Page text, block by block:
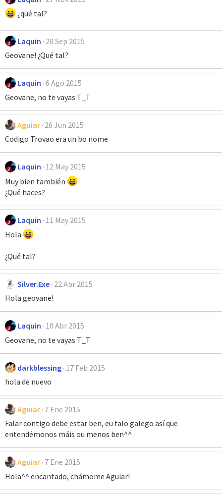
¿qué tal?
Laquin 20 Sep 2015
Geovane! ¿Qué tal?
Laquin 6 Ago 2015
Geovane, no te vayas T_T
Aguiar 26 Jun 2015
Codigo Trovao era un bo nome
Laquin 12 May 2015
Muy bien también
¿Qué haces?
Laquin 11 May 2015
Hola
¿Qué tal?
Silver.Exe 22 Abr 2015
Hola geovane!
Laquin 10 Abr 2015
Geovane, no te vayas T_T
darkblessing 17 Feb 2015
hola de nuevo
Aguiar 7 Ene 2015
Falar contigo debe estar ben, eu falo galego así que
entendémonos máis ou menos ben^^
Aguiar 7 Ene 2015
Hola^^ encantado, chámome Aguiar!